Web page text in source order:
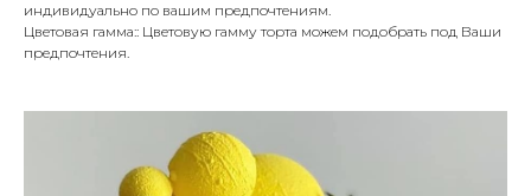
индивидуально по вашим предпочтениям.
Цветовая гамма:: Цветовую гамму торта можем подобрать под Ваши
предпочтения.